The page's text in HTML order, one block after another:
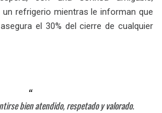
refrigerio mientras le informan que
el 30% del cierre de cualquier
bien atendido, respetado y valorado.